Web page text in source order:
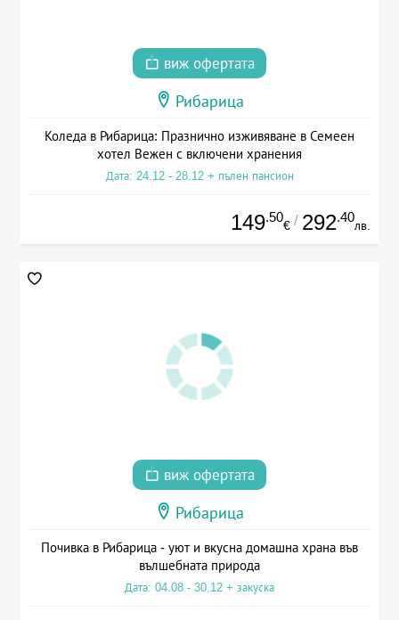
виж офертата
Рибарица
Коледа в Рибарица: Празнично изживяване в Семеен
хотел Вежен с включени хранения
Дата: 24.12 - 28.12 + пълен пансион
149.50
€ / 292.40
лв.
виж офертата
Рибарица
Почивка в Рибарица - уют и вкусна домашна храна във
вълшебната природа
Дата: 04.08 - 30.12 + закуска